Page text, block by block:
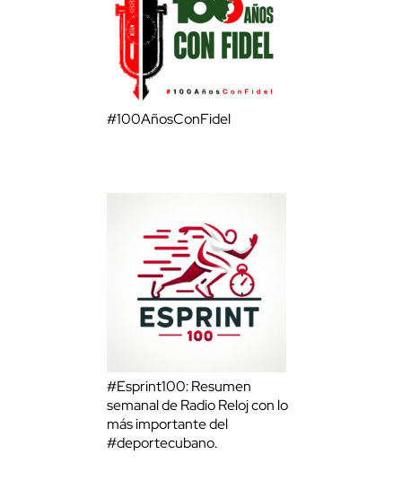
#100AñosConFidel
#Esprint100: Resumen
semanal de Radio Reloj con lo
más importante del
#deportecubano.